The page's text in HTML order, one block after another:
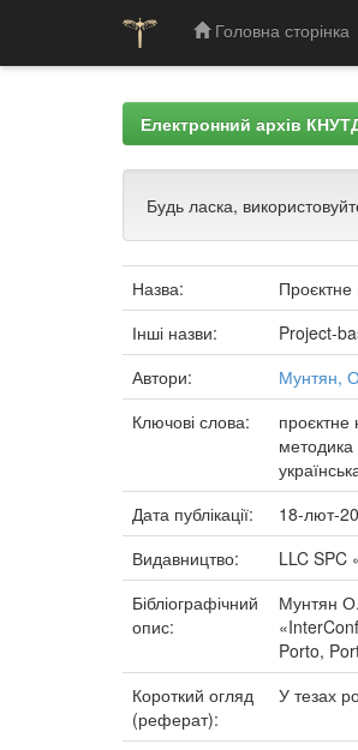
Головна сторінка
Електронний архів
Будь ласка,
Назва:
Проєктне
Інші назви:
Project-
Автори:
Мунтян,
Ключові слова:
проєктне
Дата публікації:
18-лют-
Видавництво:
LLC SPC
Бібліографічний
опис:
Мунтян О.
Porto,
Короткий огляд
(реферат):
У тезах